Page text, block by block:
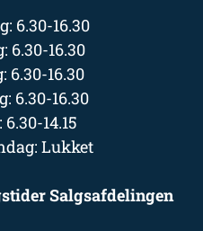
6.30-16.30
6.30-16.30
6.30-16.30
6.30-16.30
14.15
Lukket
Salgsafdelingen